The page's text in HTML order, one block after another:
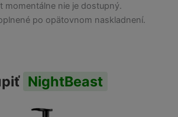
momentálne nie je dostupný.
po opätovnom naskladnení.
NightBeast